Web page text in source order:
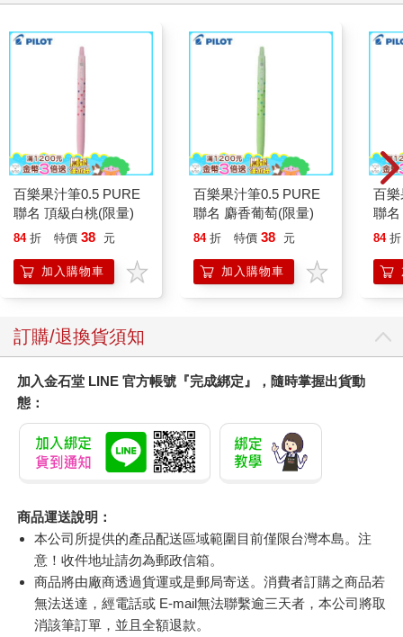
百樂果汁筆0.5 PURE
聯名 頂級白桃(限量)
84 折 特價 38 元
加入購物車
百樂果汁筆0.5 PURE
聯名 麝香葡萄(限量)
84 折 特價 38 元
加入購物車
百
聯
84 折
訂購/退換貨須知
加入金石堂 LINE 官方帳號『完成綁定』，隨時掌握出貨動
態：
商品運送說明：
本公司所提供的產品配送區域範圍目前僅限台灣本島。注
意！收件地址請勿為郵政信箱。
商品將由廠商透過貨運或是郵局寄送。消費者訂購之商品若
無法送達，經電話或 E-mail無法聯繫逾三天者，本公司將取
消該筆訂單，並且全額退款。